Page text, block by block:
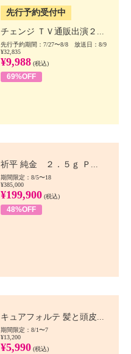
先行予約受付中
チェンジ ＴＶ通販出演２...
先行予約期間：7/27〜8/8 放送日：8/9
¥32,835
¥9,988 (税込)
69%OFF
祈平 純金 ２．５ｇ Ｐ...
期間限定：8/5〜18
¥385,000
¥199,900 (税込)
48%OFF
キュアフォルテ 髪と頭皮...
期間限定：8/1〜7
¥13,200
¥5,990 (税込)